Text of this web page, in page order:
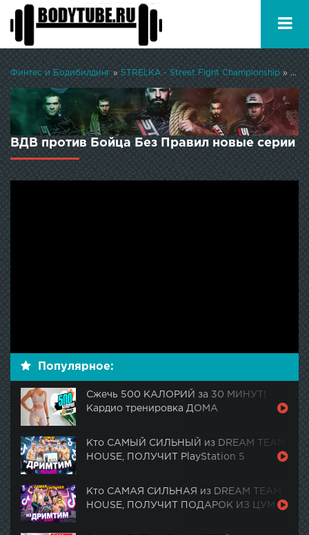
Финтес и Бодибилдинг »STRELKA - Street Fight Championship » ВДВ против Бойца Без Правил
ВДВ против Бойца Без Правил новые серии
Популярное:
Сжечь 500 КАЛОРИЙ за 30 МИНУТ!
Кардио тренировка ДОМА
Кто САМЫЙ СИЛЬНЫЙ из DREAM TEAM
HOUSE, ПОЛУЧИТ PlayStation 5
Кто САМАЯ СИЛЬНАЯ из DREAM TEAM
HOUSE, ПОЛУЧИТ ПОДАРОК ИЗ ЦУМ